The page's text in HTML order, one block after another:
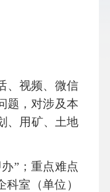
、视频、微信
题，对涉及本
、用矿、土地
”；重点难点
室（单位）